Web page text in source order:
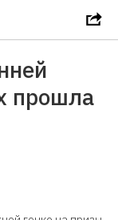
прошла